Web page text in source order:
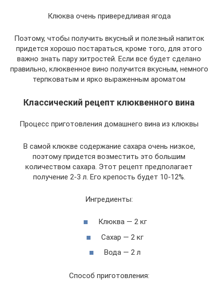
Клюква очень привередливая ягода
Поэтому, чтобы получить вкусный и полезный напиток
придется хорошо постараться, кроме того, для этого
важно знать пару хитростей. Если все будет сделано
правильно, клюквенное вино получится вкусным, немного
терпковатым и ярко выраженным ароматом
Классический рецепт клюквенного вина
Процесс приготовления домашнего вина из клюквы
В самой клюкве содержание сахара очень низкое,
поэтому придется возместить это большим
количеством сахара. Этот рецепт предполагает
получение 2-3 л. Его крепость будет 10-12%.
Ингредиенты:
Клюква — 2 кг
Сахар — 2 кг
Вода — 2 л
Способ приготовления: